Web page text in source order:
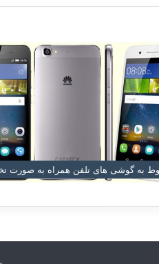
به گوشی های تلفن همراه به صورت